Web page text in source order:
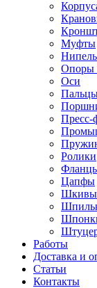
Муфты
Нипель
Опоры
Оси
Ролики
Цапфы
Шкивы
Работы
Доставка и
Статьи
Контакты